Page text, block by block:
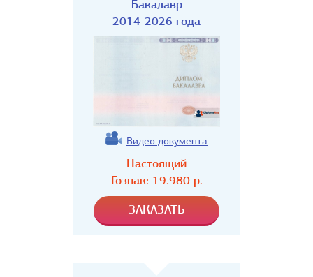
Бакалавр
2014-2026 года
Видео документа
Настоящий
Гознак: 19.980р.